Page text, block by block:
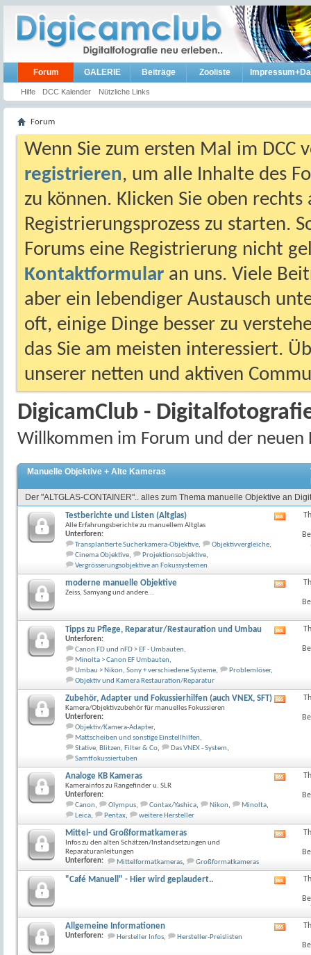
Forum
Hilfe DCC Kalender Nützliche Links
GALERIE Beiträge Zooliste
Forum
Wenn Sie zum ersten Mal im DCC
registrieren, um alle Inhalte des
zu können. Klicken Sie oben
Registrierungsprozess zu starten.
Forums eine Registrierung nicht
Kontaktformular an uns. Viele
aber ein lebendiger Austausch
oft, einige Dinge besser zu
das Sie am meisten interessiert.
unserer netten und aktiven
DigicamClub -
Willkommen im Forum und der neuen
Manuelle Objektive + Alte Kameras
Der "ALTGLAS-CONTAINER".. alles zum Thema manuelle Objektive an
Testberichte und Listen (Altglas)
Alle Erfahrungsberichte zu manuellem Altglas
Unterforen:
Transplantierte Sucherkamera-Objektive, Objektivvergleiche,
Cinema Objektive, Projektionsobjektive,
Vergrösserungsobjektive an Fokussystemen
dieses
moderne manuelle Objektive
Zeiss, Samyang und andere...
dieses
Tipps zu Pflege, Reparatur/Restauration und Umbau
Unterforen:
Canon FD und nFD > EF - Umbauten,
Minolta > Canon EF Umbauten,
Umbau > Nikon, Sony + verschiedene Systeme, Problemlöser,
Objektiv und Kamera Restauration/Reparatur
dieses
Zubehör, Adapter und Fokussierhilfen (auch VNEX, SFT)
Kamera/Objektivzubehör für manuelles Fokussieren
Unterforen:
Objektiv/Kamera-Adapter,
Mattscheiben und sonstige Einstellhilfen,
Stative, Blitzen, Filter & Co, Das VNEX - System,
Samtfokussiertuben
dieses
Analoge KB Kameras
Kamerainfos zu Rangefinder u. SLR
Unterforen:
Canon, Olympus, Contax/Yashica, Nikon, Minolta,
Leica, Pentax, weitere Hersteller
dieses
Mittel- und Großformatkameras
Infos zu den alten Schätzen/Instandsetzungen und
Reparaturanleitungen
Unterforen:
Mittelformatkameras, Großformatkameras
dieses
"Café Manuell" - Hier wird geplaudert..
dieses
Allgemeine Informationen
Unterforen: Hersteller Infos, Hersteller-Preislisten
dieses